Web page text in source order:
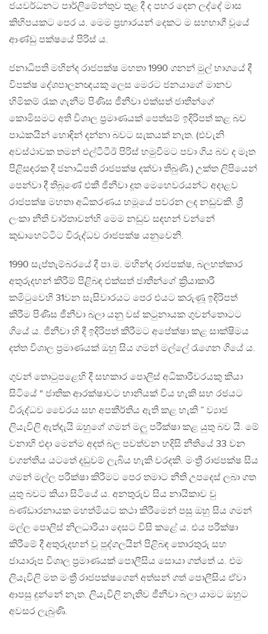
ජයවර්ධනට පාර්ලිමේන්තුව තුළ දී ද පහර දෙන ලද්දේ මාස
කිහිපයකට පෙර ය. මෙම ප්‍රහාරයන් දෙකට ම සහභාගී වූයේ
ආණ්ඩු පක්ෂයේ පිරිස් ය.
ජනාධිපති මහින්ද රාජපක්ෂ මහතා 1990 ගනන් මුල් භාගයේ දී
විපක්ෂ දේශපාලනඥයකු ලෙස මෙරට ජනයාගේ මානව
හිමිකම් රැක ගැනීම පිණිස ජීනීවා එක්සත් ජාතීන්ගේ
කොමිසමට අති විශාල ප්‍රමාණයක් පෙත්සම් ඉදිරිපත් කළ බව
පාඨකයින් හොඳින් දන්නා බවට සැකයක් නැත. (එවැනි
අවස්ථාවක තමන් එල්ටීටීඊ පිරිස් හමුවීමට පවා ගිය බව ද මෑත
පිළිසඳරක දී ජනාධිපති රාජපක්ෂ දක්වා තිබුණි.) උක්ත ලිපියෙන්
පෙන්වා දී තිබූණේ එකී ජිනීවා දූත මෙහෙවරයන්ට අදාළව
රාජපක්ෂ මහතා අධිකරණය හමූයේ පවරන ලද නඩුවකි. ශ්‍රී
ලංකා නීති වාර්තාවන්හි මෙම නඩුව සඳහන් වන්නේ
කුඩාහෙට්ටිට විරුද්ධව රාජපක්ෂ යනුවෙනි.
1990 සැප්තැම්බරයේ දී පා.ම. මහින්ද රාජපක්ෂ, බලහත්කාර
අතුරුදහන් කිරීම් පිළිබඳ එක්සත් ජාතීන්ගේ ක්‍රියාකාරී
කමිටුවෙහි 31වන සැසිවාරයට පෙර එයට කරුණූ ඉදිරිපත්
කිරීම පිණිස ජීනීවා බලා යනු වස් කටුනායක ගුවන්තොටට
ගියේ ය. ජිනීවා හි දී ඉදිරිපත් කිරීමට අපේක්ෂා කළ සාක්ෂිමය
දත්ත විශාල ප්‍රමාණයක් ඔහු සිය ගමන් මල්ලේ රැගෙන ගියේ ය.
ගුවන් තොටුපළෙහි දී සහකාර පොලිස් අධිකාරීවරයකු කියා
සිටියේ “ ජාතික ආරක්ෂාවට හානියක් විය හැකි සහ රජයට
විරුද්ධව වෛරය සහ අපකීර්තිය ඇති කළ හැකි ” ව්‍යාජ
ලියැවිලි ඇත්දැයි ඔහුගේ ගමන් මලු පරීක්ෂා කළ යුතු බව යි. මේ
වනාහි එදා මෙන්ම අදත් බල පවත්වන හදිසි නීතියේ 33 වන
වගන්තිය යටතේ දඩුවම් ලැබිය හැකි වරදකි. මංත්‍රී රාජපක්ෂ සිය
ගමන් මල්ල පරීක්ෂා කිරීමට පෙර තමාට නීති උපදෙස් ලබා ගත
යුතු බවට කියා සිටියේ ය. අනතුරුව සිය නායිකාව වු
බණ්ඩාරනායක මහත්මියට කථා කිරීමෙන් පසු ඔහු සිය ගමන්
මල්ල පොලිස් නිලධාරියා දෙසට විසි කළේ ය. එය පරීක්ෂා
කිරීමේ දී අතුරුදහන් වූ පුද්ගලයින් පිළිබඳ තොරතුරු සහ
ජායාරූප විශාල ප්‍රමාණයක් පොලීසිය සොයා ගත්තේ ය. එම
ලියැවිලි මත මංත්‍රී රාජපක්ෂගෙන් අත්සන් ගත් පොලීසිය ඒවා
ආපසු දුන්නේ නැත. ලියැවිලි නැතිව ජීනීවා බලා යාමට ඔහුට
අවසර ලැබුණි.